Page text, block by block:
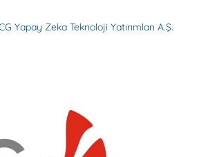
Yapay Zeka Teknoloji Yatırımları A.Ş.